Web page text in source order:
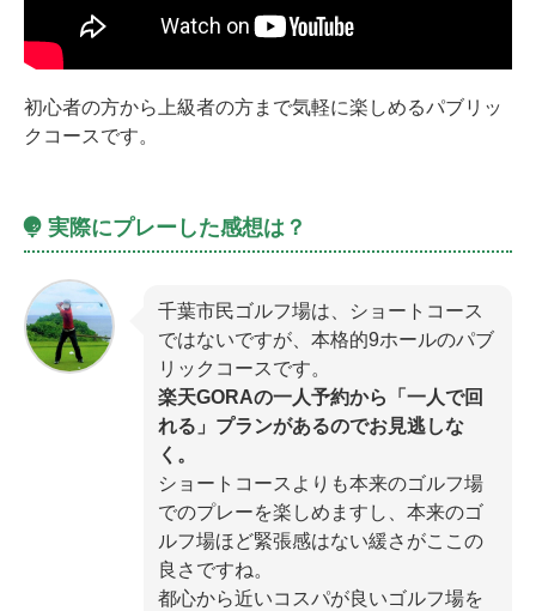
初心者の方から上級者の方まで気軽に楽しめるパブリッ
クコースです。
実際にプレーした感想は？
千葉市民ゴルフ場は、ショートコース
ではないですが、本格的9ホールのパブ
リックコースです。
楽天GORAの一人予約から「一人で回
れる」プランがあるのでお見逃しな
く。
ショートコースよりも本来のゴルフ場
でのプレーを楽しめますし、本来のゴ
ルフ場ほど緊張感はない緩さがここの
良さですね。
都心から近いコスパが良いゴルフ場を